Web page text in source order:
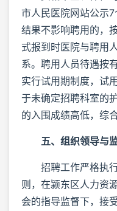
市人民医院网站公示
结果不影响聘用的，
式报到时医院与聘用
系。聘用人员待遇按
实行试用期制度，试
于未确定招聘科室的
的入围成绩高低，综
五、组织领导与
招聘工作严格执行
则，在颍东区人力资
会的指导监督下，接